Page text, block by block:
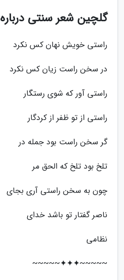
گلچین شعر سنتی
راستی خویش نهان کس نکرد
در سخن راست زیان کس نکرد
راستی آور که شوی رستگار
راستی از تو ظفر از کردگار
گر سخن راست بود جمله در
تلخ بود تلخ که الحق مر
چون به سخن راستی آری بجای
ناصر گفتار تو باشد خدای
نظامی
~~~~~✦✦✦~~~~~